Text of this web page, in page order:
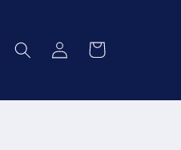
ConnexionPanier